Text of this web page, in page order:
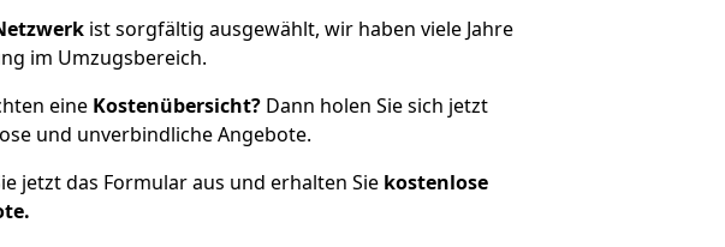
ist sorgfältig ausgewählt, wir haben viele Jahre
im Umzugsbereich.
eine Kostenübersicht? Dann holen Sie sich jetzt
und unverbindliche Angebote.
jetzt das Formular aus und erhalten Sie kostenlose